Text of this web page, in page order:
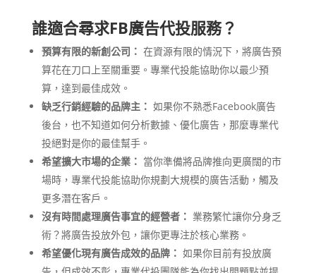
誰適合尋求FB廣告代投服務？
預算有限的新創公司： 在資源有限的情況下，將廣告預
算花在刀口上至關重要。專業代投能協助你以最少預
算，達到最佳成效。
缺乏行銷經驗的品牌主： 如果你不熟悉Facebook廣告
後台，也不知道如何分析數據、優化廣告，那麼專業代
投絕對是你的最佳幫手。
希望擴大市場的企業： 當你準備將品牌推向更廣闊的市
場時，專業代投能協助你規劃大規模的廣告活動，觸及
更多潛在客戶。
沒有時間處理廣告事宜的經營者： 業務繁忙讓你分身乏
術？將廣告投放外包，讓你更專注於核心業務。
希望優化現有廣告成效的品牌： 如果你目前有投放廣